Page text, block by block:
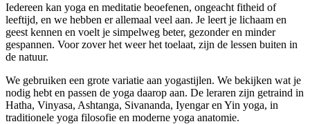
Iedereen kan yoga en meditatie beoefenen, ongeacht fitheid of
leeftijd, en we hebben er allemaal veel aan. Je leert je lichaam en
geest kennen en voelt je simpelweg beter, gezonder en minder
gespannen. Voor zover het weer het toelaat, zijn de lessen buiten in
de natuur.
We gebruiken een grote variatie aan yogastijlen. We bekijken wat je
nodig hebt en passen de yoga daarop aan. De leraren zijn getraind in
Hatha, Vinyasa, Ashtanga, Sivananda, Iyengar en Yin yoga, in
traditionele yoga filosofie en moderne yoga anatomie.